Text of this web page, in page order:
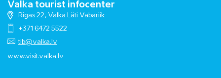
Valka tourist infocenter
Rigas 22, Valka Läti Vabariik
+371 6472 5522
tib@valka.lv
www.visit.valka.lv